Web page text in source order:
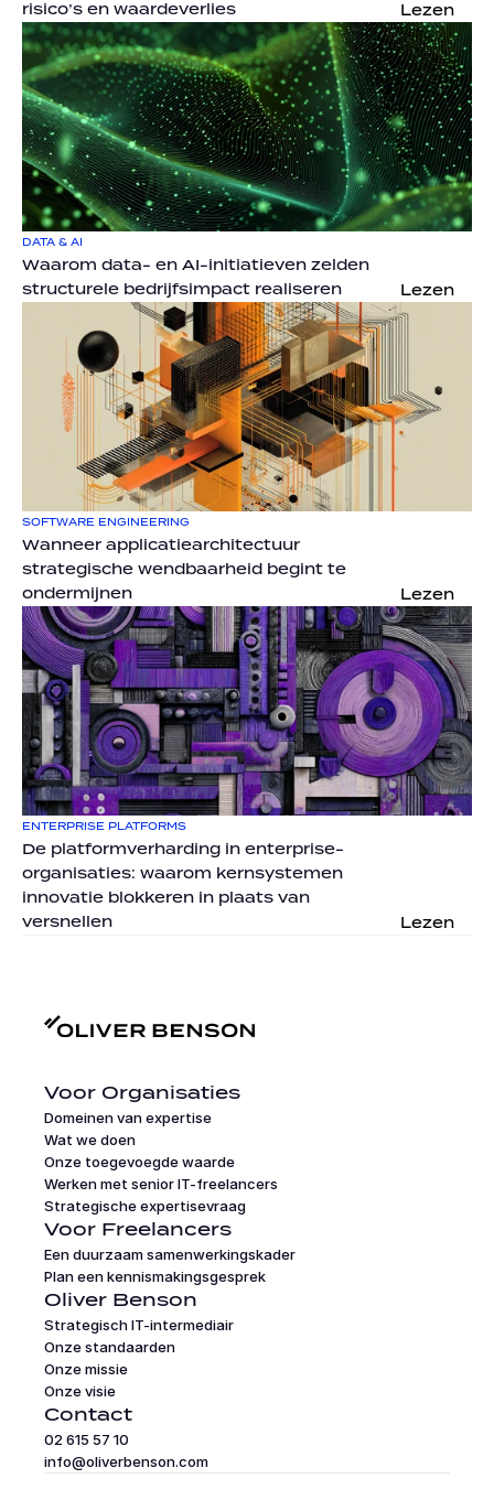
risico’s en waardeverlies
Lezen
DATA & AI
Waarom data- en AI-initiatieven zelden
structurele bedrijfsimpact realiseren
Lezen
SOFTWARE ENGINEERING
Wanneer applicatiearchitectuur
strategische wendbaarheid begint te
ondermijnen
Lezen
ENTERPRISE PLATFORMS
De platformverharding in enterprise-
organisaties: waarom kernsystemen
innovatie blokkeren in plaats van
versnellen
Lezen
Voor Organisaties
Domeinen van expertise
Wat we doen
Onze toegevoegde waarde
Werken met senior IT-freelancers
Strategische expertisevraag
Voor Freelancers
Een duurzaam samenwerkingskader
Plan een kennismakingsgesprek
Oliver Benson
Strategisch IT-intermediair
Onze standaarden
Onze missie
Onze visie
Contact
02 615 57 10
info@oliverbenson.com